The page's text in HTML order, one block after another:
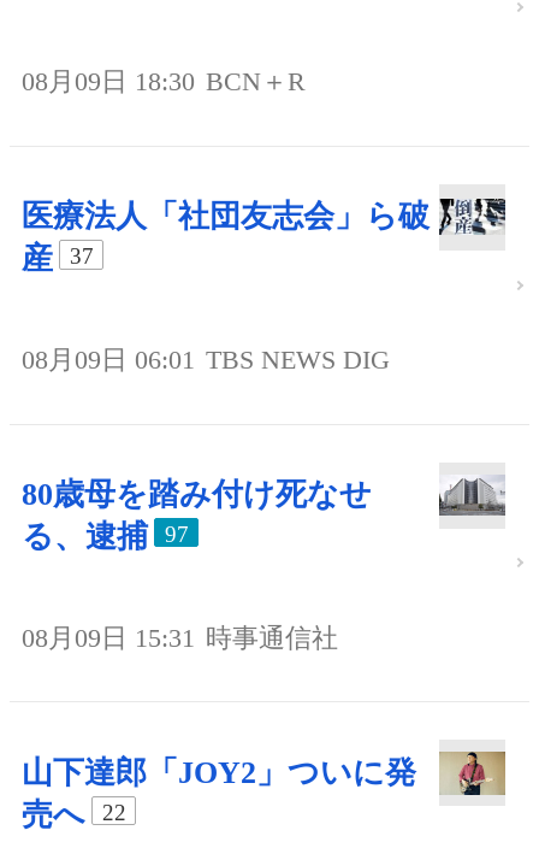
08月09日 18:30 BCN＋R
医療法人「社団友志会」ら破
産
37
08月09日 06:01 TBS NEWS DIG
80歳母を踏み付け死なせ
る、逮捕
97
08月09日 15:31 時事通信社
山下達郎「JOY2」ついに発
売へ
22